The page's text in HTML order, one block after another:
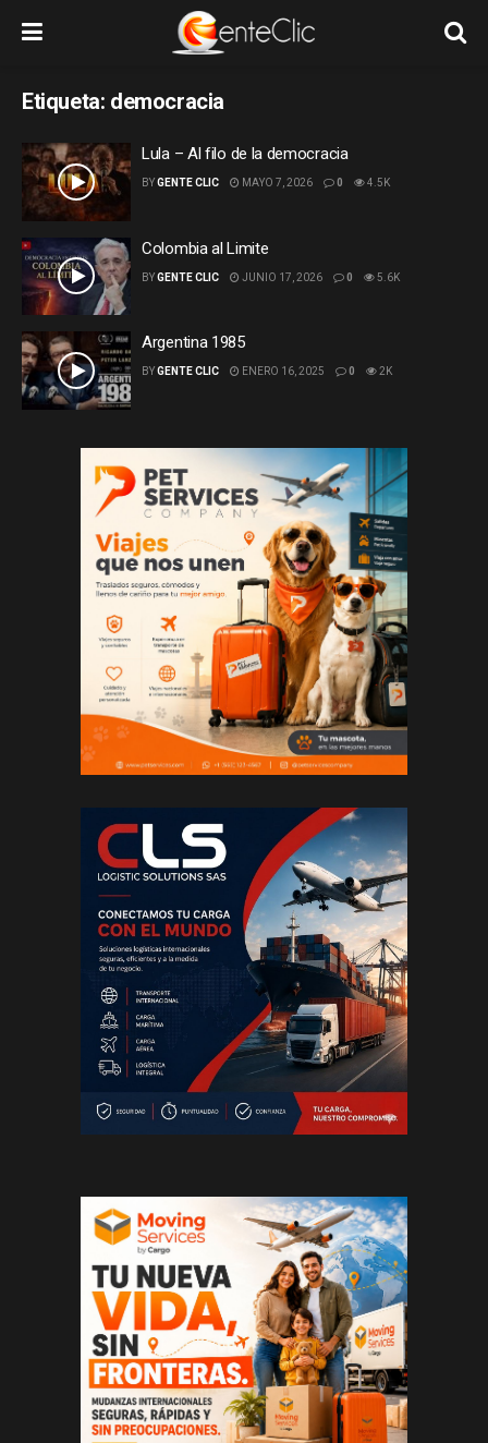
Etiqueta: democracia
Lula – Al filo de la democracia
BYGENTE CLIC MAYO 7, 2026 0 4.5K
Colombia al Limite
BYGENTE CLIC JUNIO 17, 2026 0 5.6K
Argentina 1985
BYGENTE CLIC ENERO 16, 2025 0 2K